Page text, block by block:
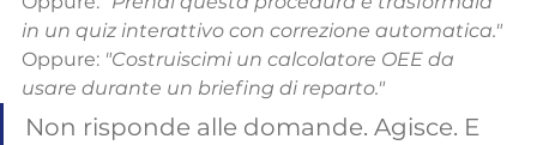
in un quiz interattivo con correzione automatica."
Oppure: "Costruiscimi un calcolatore OEE da
usare durante un briefing di reparto."
Non risponde alle domande. Agisce. E